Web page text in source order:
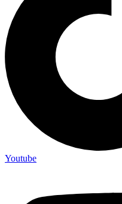
Youtube